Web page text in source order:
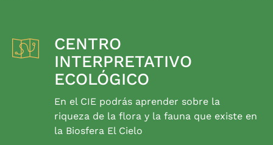
CENTRO
INTERPRETATIVO
ECOLÓGICO
En el CIE podrás aprender sobre la
riqueza de la flora y la fauna que existe en
la Biosfera El Cielo